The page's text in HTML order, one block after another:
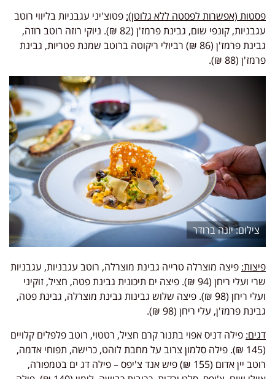
פסטות (אפשרות לפסטה ללא גלוטן): פטוצ'יני עגבניות בליווי רוטב
עגבניות, קונפי שום, גבינת פרמז'ן (82 ₪). ניוקי רוזה רוטב רוזה,
גבינת פרמז'ן (86 ₪) רביולי ריקוטה ברוטב שמנת פטריות, גבינת
פרמז'ן (88 ₪).
יונה ברודר
פיצות: פיצה מוצרלה טרייה גבינת מוצרלה, רוטב עגבניות, עגבניות
שרי ועלי ריחן (94 ₪). פיצה ים תיכונית גבינת פטה, חציל, זוקיני
ועלי ריחן (98 ₪). פיצה שלוש גבינות גבינת מוצרלה, גבינת פטה,
גבינת פרמז'ן, עלי ריחן (98 ₪).
דגים: פילה דניס אפוי בתנור קרם חציל, רטטוי, רוטב פלפלים קלויים
(145 ₪). פילה סלמון צרוב על מחבת לוהט, כרישה, תפוחי אדמה,
רוטב יין אדום (155 ₪) פיש אנד צ'יפס – פילה דג ים בטמפורה,